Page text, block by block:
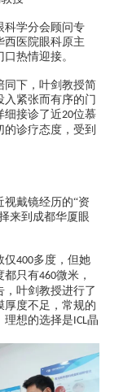
科学分会顾问专
西医院眼科原主
热情迎接。
同下，叶剑教授简
紧张而有序的门
细接诊了近20位慕
诊疗态度，受到
视戴镜经历的“资
来到成都华厦眼
仅400多度，但她
都只有460微米，
，叶剑教授进行了
厚度不足，常规的
理想的选择是ICL晶